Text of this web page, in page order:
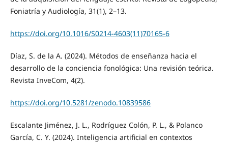
Foniatría y Audiología, 31(1), 2–13.
https://doi.org/10.1016/S0214-4603(11)70165-6
Díaz, S. de la A. (2024). Métodos de enseñanza hacia el
desarrollo de la conciencia fonológica: Una revisión teórica.
Revista InveCom, 4(2).
https://doi.org/10.5281/zenodo.10839586
Escalante Jiménez, J. L., Rodríguez Colón, P. L., & Polanco
García, C. Y. (2024). Inteligencia artificial en contextos